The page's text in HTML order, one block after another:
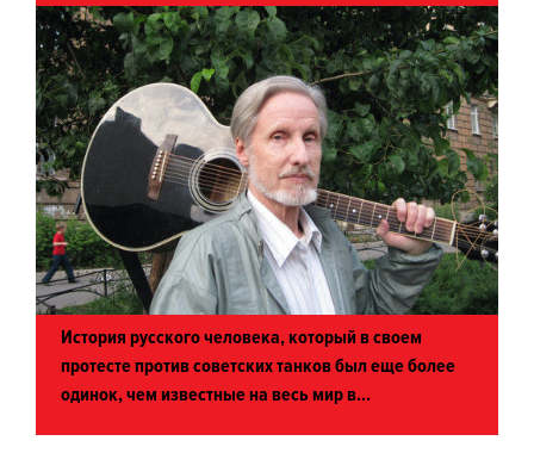
История русского человека, который в своем
протесте против советских танков был еще более
одинок, чем известные на весь мир в...